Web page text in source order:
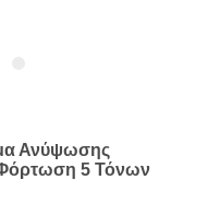
Ανύψωσης
5 Τόνων